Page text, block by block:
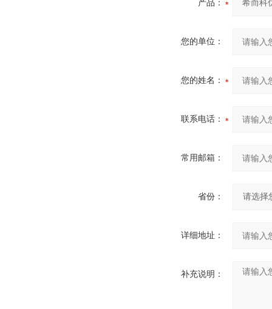
产品：
您的单位：
您的姓名：
联系电话：
常用邮箱：
省份：
详细地址：
补充说明：